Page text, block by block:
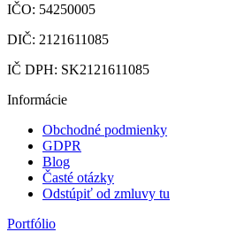
IČO: 54250005
DIČ: 2121611085
IČ DPH: SK2121611085
Informácie
Obchodné podmienky
GDPR
Blog
Časté otázky
Odstúpiť od zmluvy tu
Portfólio